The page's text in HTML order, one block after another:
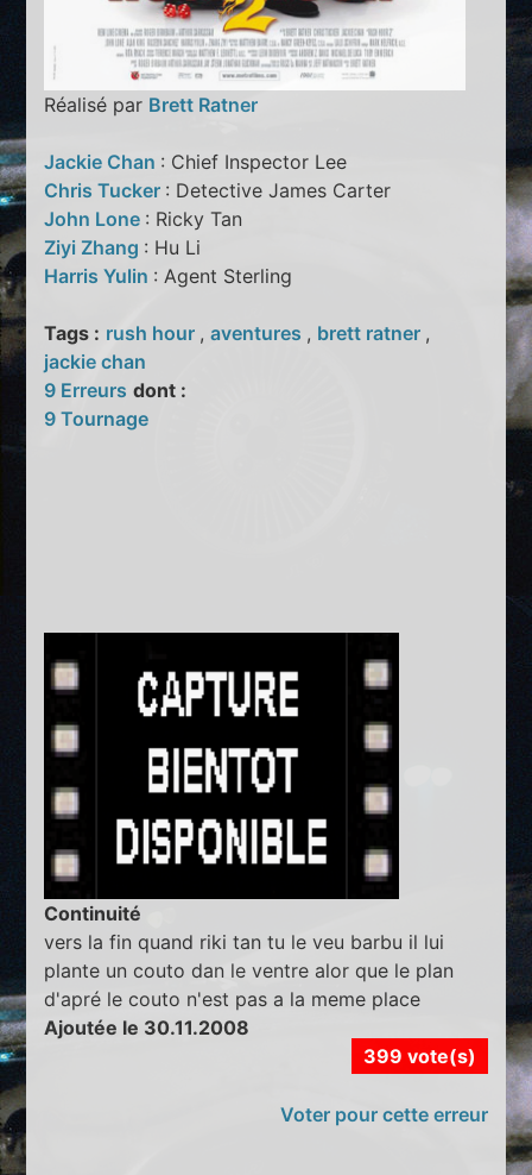
Réalisé par Brett Ratner
Jackie Chan : Chief Inspector Lee
Chris Tucker : Detective James Carter
John Lone : Ricky Tan
Ziyi Zhang : Hu Li
Harris Yulin : Agent Sterling
Tags : rush hour ,aventures , brett ratner ,
jackie chan
9 Erreurs dont :
9 Tournage
Continuité
vers la fin quand riki tan tu le veu barbu il lui
plante un couto dan le ventre alor que le plan
d'apré le couto n'est pas a la meme place
Ajoutée le 30.11.2008
399 vote(s)
Voter pour cette erreur